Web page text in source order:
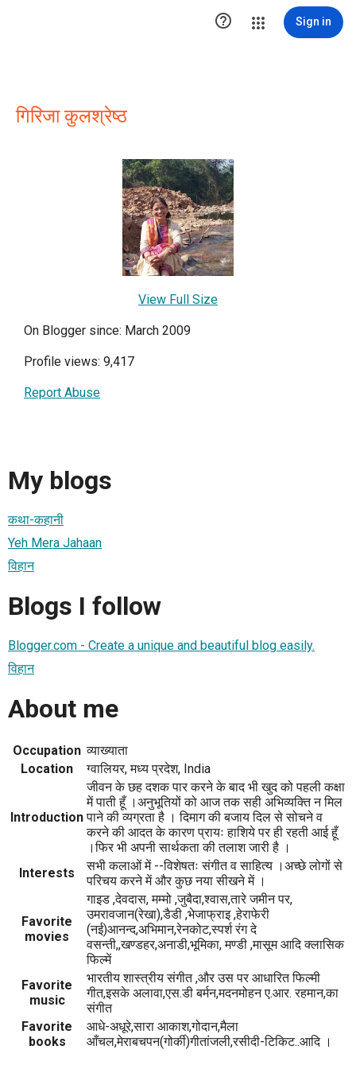
 Sign in
गिरिजा कुलश्रेष्ठ
View Full Size
On Blogger since: March 2009
Profile views: 9,417
Report Abuse
My blogs
कथा-कहानी
Yeh Mera Jahaan
विहान
Blogs I follow
Blogger.com - Create a unique and beautiful blog easily.
विहान
About me
Occupation व्याख्याता
Location
ग्वालियर, मध्य प्रदेश, India
Introduction
जीवन के छह दशक पार करने के बाद भी खुद को पहली कक्षा
में पाती हूँ ।अनुभूतियों को आज तक सही अभिव्यक्ति न मिल
पाने की व्यग्रता है । दिमाग की बजाय दिल से सोचने व
करने की आदत के कारण प्रायः हाशिये पर ही रहती आई हूँ
।फिर भी अपनी सार्थकता की तलाश जारी है ।
Interests
सभी कलाओं में --विशेषतः संगीत व साहित्य ।अच्छे लोगों से
परिचय करने में और कुछ नया सीखने में ।
Favorite
movies
गाइड ,देवदास, मम्मो ,जुबैदा,श्वास,तारे जमीन पर,
उमरावजान(रेखा),डैडी ,भेजाफ्राइ ,हेराफेरी
(नई)आनन्द,अभिमान,रेनकोट,स्पर्श रंग दे
वसन्ती,,खण्डहर,अनाडी,भूमिका, मण्डी ,मासूम आदि क्लासिक
फिल्में
Favorite
music
भारतीय शास्त्रीय संगीत ,और उस पर आधारित फिल्मी
गीत,इसके अलावा,एस.डी बर्मन,मदनमोहन ए.आर. रहमान,का
संगीत
Favorite
books
आधे-अधूरे,सारा आकाश,गोदान,मैला
आँचल,मेराबचपन(गोर्की)गीतांजली,रसीदी-टिकिट..आदि ।